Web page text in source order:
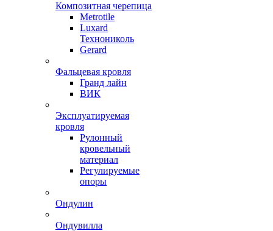
Композитная черепица
Metrotile
Luxard
Технониколь
Gerard
Фальцевая кровля
Гранд лайн
ВИК
Эксплуатируемая
кровля
Рулонный
кровельный
материал
Регулируемые
опоры
Ондулин
Ондувилла